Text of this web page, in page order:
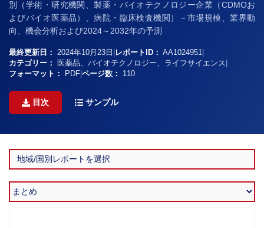
別（学術・研究機関、製薬・バイオテクノロジー企業（CDMOお
よびバイオ医薬品）、病院・臨床検査機関）－市場規模、業界動
向、機会分析および2024～2032年の予測
最終更新日： 2024年10月23日 レポートID： AA1024951
カテゴリー：
医薬品、バイオテクノロジー、ライフサイエンス
フォーマット：
PDF ページ数： 110
目次 サンプル